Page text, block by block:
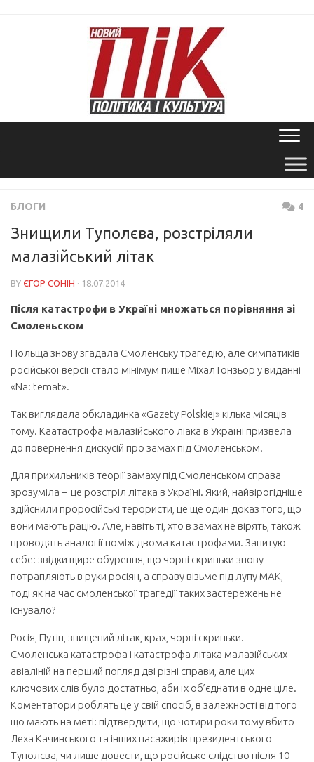
БЛОГИ 4
Знищили Туполєва, розстріляли
малазійський літак
BY ЄГОР СОНІН · 18.07.2014
Після катастрофи в Україні множаться порівняння зі
Смоленьском
Польща знову згадала Смоленську трагедію, але симпатиків
російської версії стало мінімум пише Міхал Гонзьор у виданні
«Na: temat».
Так виглядала обкладинка «Gazety Polskiej» кілька місяців
тому. Каатастрофа малазійського ліака в Україні призвела
до повернення дискусій про замах під Смоленськом.
Для прихильників теорії замаху під Смоленськом справа
зрозуміла – це розстріл літака в Україні. Який, найвірогідніше
здійснили проросійські терористи, це ще один доказ того, що
вони мають рацію. Але, навіть ті, хто в замах не вірять, також
проводять аналогії поміж двома катастрофами. Запитую
себе: звідки щире обурення, що чорні скриньки знову
потрапляють в руки росіян, а справу візьме під лупу МАК,
тоді як на час смоленської трагедії таких застережень не
існувало?
Росія, Путін, знищений літак, крах, чорні скриньки.
Смоленська катастрофа і катастрофа літака малазійських
авіаліній на перший погляд дві різні справи, але цих
ключових слів було достатньо, аби їх об’єднати в одне ціле.
Коментатори роблять це у свій спосіб, в залежності від того
що мають на меті: підтвердити, що чотири роки тому вбито
Леха Качинського та інших пасажирів президентського
Туполєва, чи лише довести, що російське слідство після 10